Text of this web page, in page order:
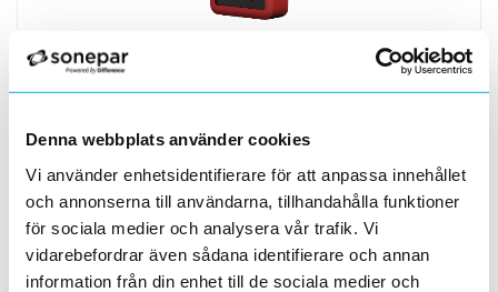
Denna webbplats använder cookies
Vi använder enhetsidentifierare för att anpassa innehållet
och annonserna till användarna, tillhandahålla funktioner
för sociala medier och analysera vår trafik. Vi
vidarebefordrar även sådana identifierare och annan
information från din enhet till de sociala medier och
Artnr 6310591
Lev. artnr
CS2389
Lev. typbet
CS2389
Varumärke
CSL DUALCOM
Ej förlängd ansvarstid enl.Alem 09, punkt 38, andra stycket.